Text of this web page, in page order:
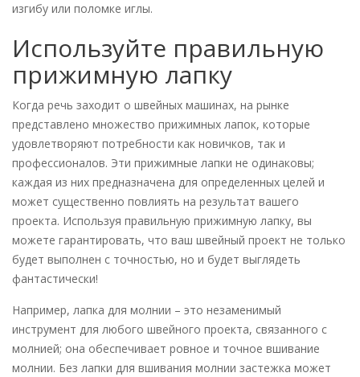
изгибу или поломке иглы.
Используйте правильную
прижимную лапку
Когда речь заходит о швейных машинах, на рынке
представлено множество прижимных лапок, которые
удовлетворяют потребности как новичков, так и
профессионалов. Эти прижимные лапки не одинаковы;
каждая из них предназначена для определенных целей и
может существенно повлиять на результат вашего
проекта. Используя правильную прижимную лапку, вы
можете гарантировать, что ваш швейный проект не только
будет выполнен с точностью, но и будет выглядеть
фантастически!
Например, лапка для молнии – это незаменимый
инструмент для любого швейного проекта, связанного с
молнией; она обеспечивает ровное и точное вшивание
молнии. Без лапки для вшивания молнии застежка может